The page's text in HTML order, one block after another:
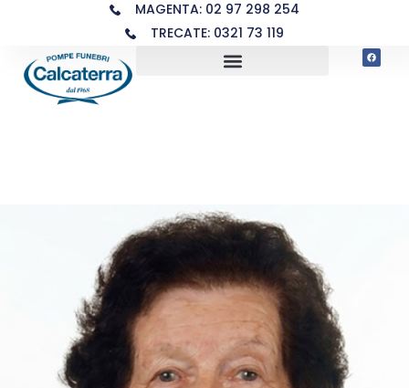
MAGENTA: 02 97 298 254
TRECATE: 0321 73 119